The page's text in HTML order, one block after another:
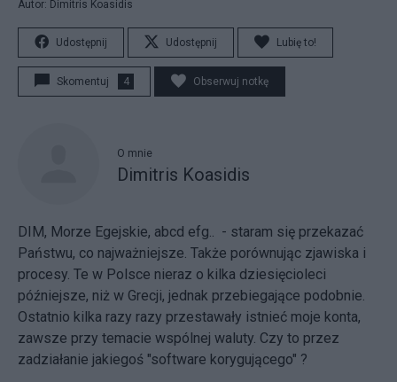
Autor: Dimitris Koasidis
Udostępnij Udostępnij Lubię to!
Skomentuj 4 Obserwuj notkę
O mnie
Dimitris Koasidis
DIM, Morze Egejskie, abcd efg.. - staram się przekazać
Państwu, co najważniejsze. Także porównując zjawiska i
procesy. Te w Polsce nieraz o kilka dziesięcioleci
późniejsze, niż w Grecji, jednak przebiegające podobnie.
Ostatnio kilka razy razy przestawały istnieć moje konta,
zawsze przy temacie wspólnej waluty. Czy to przez
zadziałanie jakiegoś "software korygującego" ?